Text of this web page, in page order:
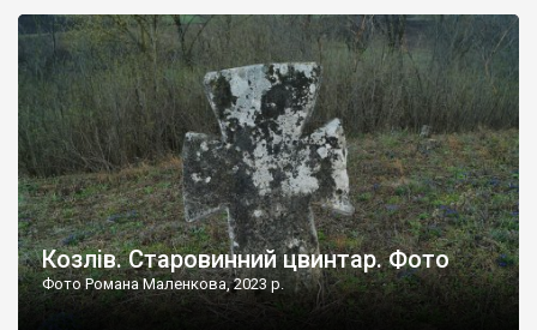
не видно, але видно дві стареньких колії у траві – […]
Козлів. Старовинний цвинтар. Фото
Фото Романа Маленкова, 2023 р.